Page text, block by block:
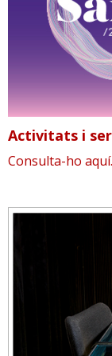
Activitats i
Consulta-ho aquí.